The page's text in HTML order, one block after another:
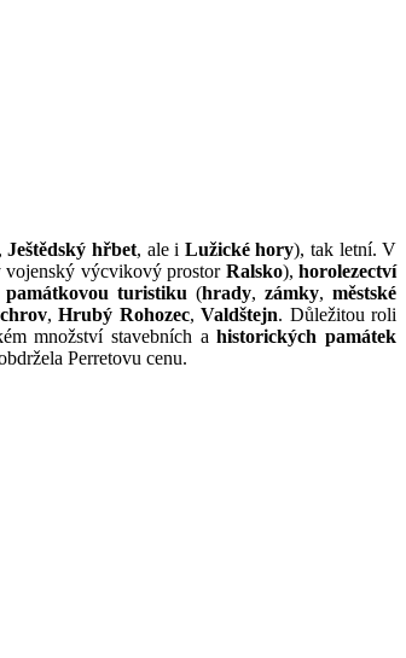
Ještědský hřbet, ale i Lužické hory), tak letní. V
vojenský výcvikový prostor Ralsko),horolezectví
památkovou turistiku (hrady,zámky,městské
,Hrubý Rohozec,Valdštejn. Důležitou roli
množství stavebních ahistorických památek
Perretovu cenu.